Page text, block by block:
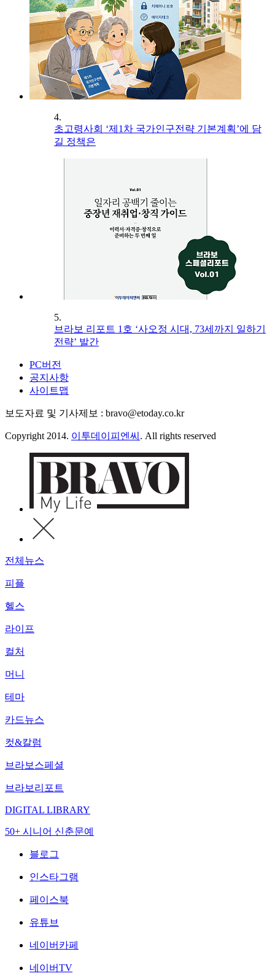
4.
초고령사회 ‘제1차 국가인구전략 기본계획’에 담
길 정책은
5.
브라보 리포트 1호 ‘사오정 시대, 73세까지 일하기
전략’ 발간
PC버전
공지사항
사이트맵
보도자료 및 기사제보 : bravo@etoday.co.kr
Copyright 2014. 이투데이피엔씨 . All rights reserved
전체뉴스
피플
헬스
라이프
컬처
머니
테마
카드뉴스
컷&칼럼
브라보스페셜
브라보리포트
DIGITAL LIBRARY
50+ 시니어 신춘문예
블로그
인스타그램
페이스북
유튜브
네이버카페
네이버TV